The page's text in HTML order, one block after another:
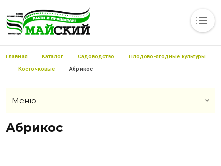
Вакансии
Контакты
Строка навигации
Главная Каталог Садоводство
Плодово-ягодные культуры
Косточковые
Абрикос
Меню
Абрикос